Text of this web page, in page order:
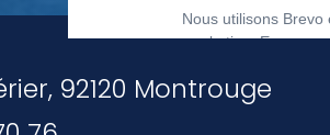
92120 Montrouge